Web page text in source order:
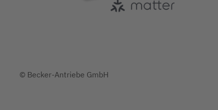
© Becker-Antriebe GmbH